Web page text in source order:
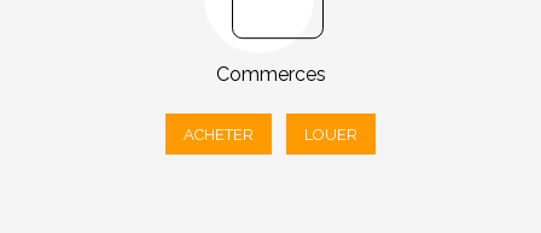
Commerces
ACHETER LOUER